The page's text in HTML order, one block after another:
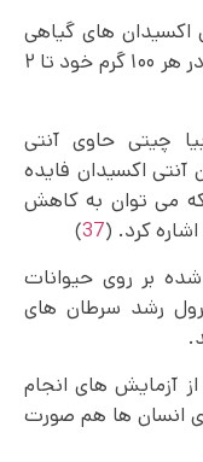
اکسیدان های گیاهی
است. بر طبق آزمایش FRAP لوبیا سبز در هر ۱۰۰ گرم خود تا ۲
چیتی حاوی آنتی
آنتی اکسیدان فایده
می‌ توان به کاهش
کرد. (37
)
بر روی حیوانات
رشد سرطان های
آزمایش های انجام
انسان ها هم صورت